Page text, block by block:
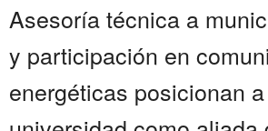
Asesoría técnica a
y participación en
energéticas posicionan